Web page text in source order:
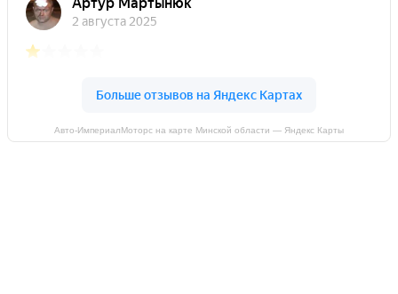
Авто-ИмпериалМоторс на карте Минской области — Яндекс Карты